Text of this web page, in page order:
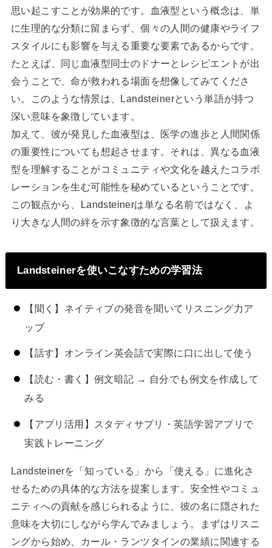
思い起こすことが効果的です。血液型という概念は、単
に生理的な分類に留まらず、個々の人間の健康やライフ
スタイルにも影響を与える重要な要素であるからです。
たとえば、同じ血液型同士のドナーとレシピエントが出
会うことで、命が救われる場面を想像してみてくださ
い。このような情景は、Landsteinerという単語が持つ
深い意味を象徴しています。
加えて、彼が発見した血液型は、医学の進歩と人間関係
の重要性についても想起させます。それは、異なる血液
型を理解することがコミュニティや文化を越えたコラボ
レーションを生む可能性を秘めているということです。
この観点から、Landsteinerは単なる名前ではなく、よ
り大きな人間の絆を示す象徴的な言葉として扱えます。
Landsteinerを使いこなすための学習法
【聞く】ネイティブの発音を聞いてリスニング力ア
ップ
【話す】オンライン英会話で実際に口に出して使う
【読む・書く】例文暗記 → 自分でも例文を作成して
みる
【アプリ活用】スタディサプリ・英語学習アプリで
実践トレーニング
Landsteinerを「知っている」から「使える」に進化さ
せるための具体的な方法を提案します。安全性やコミュ
ニティへの貢献を感じられるように、彼の名に隠された
意味を大切にしながら学んでみましょう。まずはリスニ
ングから始め、カール・ランツタインの業績に関連する